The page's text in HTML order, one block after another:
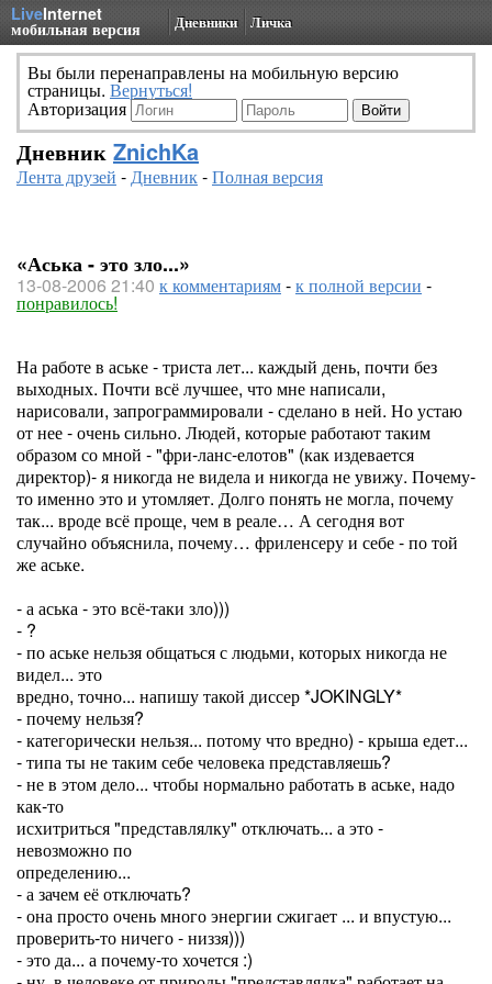
LiveInternet
мобильная версия Дневники Личка
Вы были перенаправлены на мобильную версию
страницы. Вернуться!
Авторизация
Дневник ZnichKa
Лента друзей -Дневник-Полная версия
«Аська - это зло...»
13-08-2006 21:40 к комментариям-к полной версии -
понравилось!
На работе в аське - триста лет... каждый день, почти без
выходных. Почти всё лучшее, что мне написали,
нарисовали, запрограммировали - сделано в ней. Но устаю
от нее - очень сильно. Людей, которые работают таким
образом со мной - "фри-ланс-елотов" (как издевается
директор)- я никогда не видела и никогда не увижу. Почему-
то именно это и утомляет. Долго понять не могла, почему
так... вроде всё проще, чем в реале… А сегодня вот
случайно объяснила, почему… фриленсеру и себе - по той
же аське.
- а аська - это всё-таки зло)))
- ?
- по аське нельзя общаться с людьми, которых никогда не
видел... это
вредно, точно... напишу такой диссер *JOKINGLY*
- почему нельзя?
- категорически нельзя... потому что вредно) - крыша едет...
- типа ты не таким себе человека представляешь?
- не в этом дело... чтобы нормально работать в аське, надо
как-то
исхитриться "представлялку" отключать... а это -
невозможно по
определению...
- а зачем её отключать?
- она просто очень много энергии сжигает ... и впустую...
проверить-то ничего - низзя)))
- это да... а почему-то хочется :)